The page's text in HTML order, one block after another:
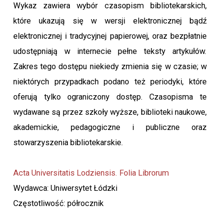
Wykaz zawiera wybór czasopism bibliotekarskich,
które ukazują się w wersji elektronicznej bądź
elektronicznej i tradycyjnej papierowej, oraz bezpłatnie
udostępniają w internecie pełne teksty artykułów.
Zakres tego dostępu niekiedy zmienia się w czasie; w
niektórych przypadkach podano też periodyki, które
oferują tylko ograniczony dostęp. Czasopisma te
wydawane są przez szkoły wyższe, biblioteki naukowe,
akademickie, pedagogiczne i publiczne oraz
stowarzyszenia bibliotekarskie.
Acta Universitatis Lodziensis. Folia Librorum
Wydawca: Uniwersytet Łódzki
Częstotliwość: półrocznik